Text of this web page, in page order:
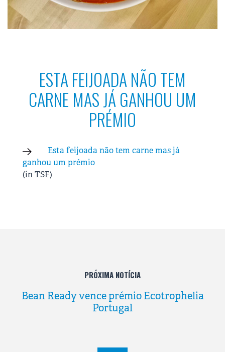
ESTA FEIJOADA NÃO TEM
CARNE MAS JÁ GANHOU UM
PRÉMIO
Esta feijoada não tem carne mas já
ganhou um prémio
(in TSF)
PRÓXIMA NOTÍCIA
Bean Ready vence prémio Ecotrophelia
Portugal